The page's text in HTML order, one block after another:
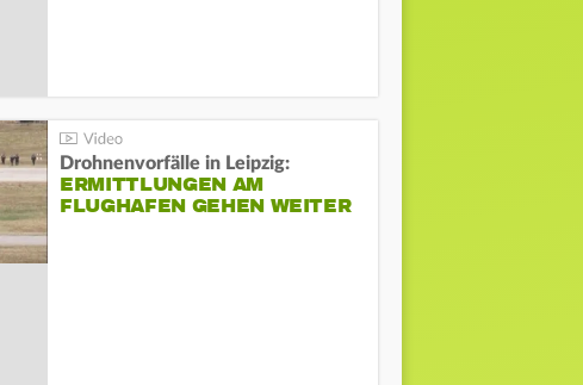
Drohnenvorfälle in Leipzig:
ERMITTLUNGEN AM
FLUGHAFEN GEHEN WEITER